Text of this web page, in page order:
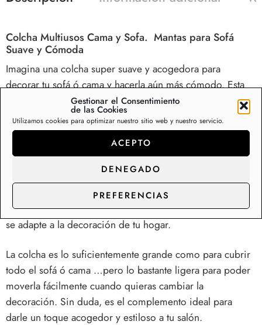
Gestionar el Consentimiento
de las Cookies
Utilizamos cookies para optimizar nuestro sitio web y nuestro servicio.
ACEPTO
DENEGADO
PREFERENCIAS
Colcha Multiusos Cama y Sofa. Mantas para Sofá
Suave y Cómoda
Imagina una colcha super suave y acogedora para
decorar tu sofá ó cama y hacerla aún más cómodo. Esta
colcha está hecha de un tejido suave al tacto, perfecto
para acurrucarte en las tardes frías viendo tu serie
favorita.
Su diseño es sencillo pero elegante, con una colección
de estampados que le da un toque moderno a cualquier
sala de estar o dormitorio. Además, viene en una
variedad de colores para que puedas elegir el que mejor
se adapte a la decoración de tu hogar.
La colcha es lo suficientemente grande como para cubrir
todo el sofá ó cama …pero lo bastante ligera para poder
moverla fácilmente cuando quieras cambiar la
decoración. Sin duda, es el complemento ideal para
darle un toque acogedor y estiloso a tu salón.